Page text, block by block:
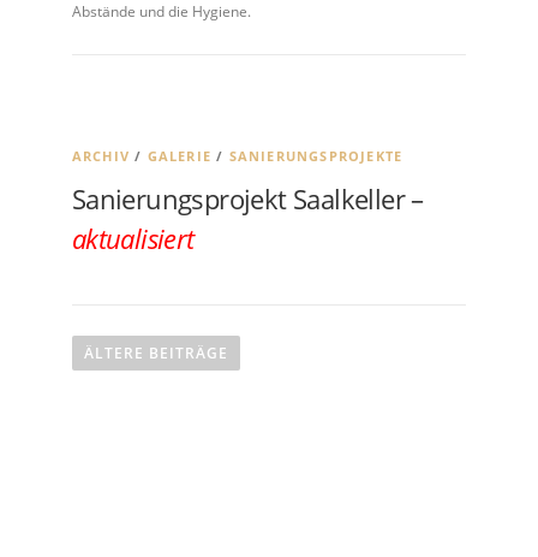
Abstände und die Hygiene.
ARCHIV / GALERIE / SANIERUNGSPROJEKTE
Sanierungsprojekt Saalkeller –
aktualisiert
ÄLTERE BEITRÄGE